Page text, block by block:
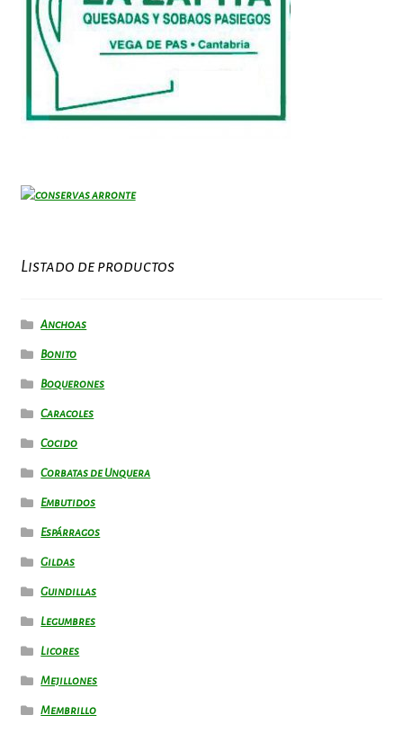
Listado de productos
Anchoas
Bonito
Boquerones
Caracoles
Cocido
Corbatas de Unquera
Embutidos
Espárragos
Gildas
Guindillas
Legumbres
Licores
Mejillones
Membrillo